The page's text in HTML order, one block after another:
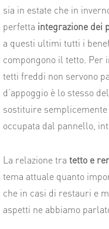
sia in estate che in
perfetta integrazione dei
a questi ultimi tutti i
compongono il tetto.
tetti freddi non servono
d’appoggio è lo stesso
sostituire
occupata dal pannello,
La relazione tra tetto e
tema attuale quanto
che in casi di restauri e
aspetti ne abbiamo